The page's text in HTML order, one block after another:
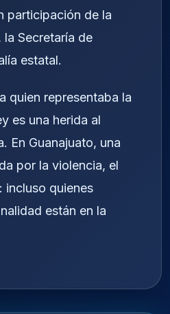
participación de la
la Secretaría de
estatal.
quien representaba la
es una herida al
En Guanajuato, una
por la violencia, el
incluso quienes
están en la